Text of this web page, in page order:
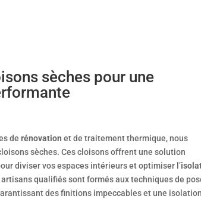
sèches pour une
derénovation et de traitement thermique, nous
sèches. Ces cloisons offrent une solution
diviser vos espaces intérieurs et optimiser l’
qualifiés sont formés aux techniques de
des finitions impeccables et une isolation